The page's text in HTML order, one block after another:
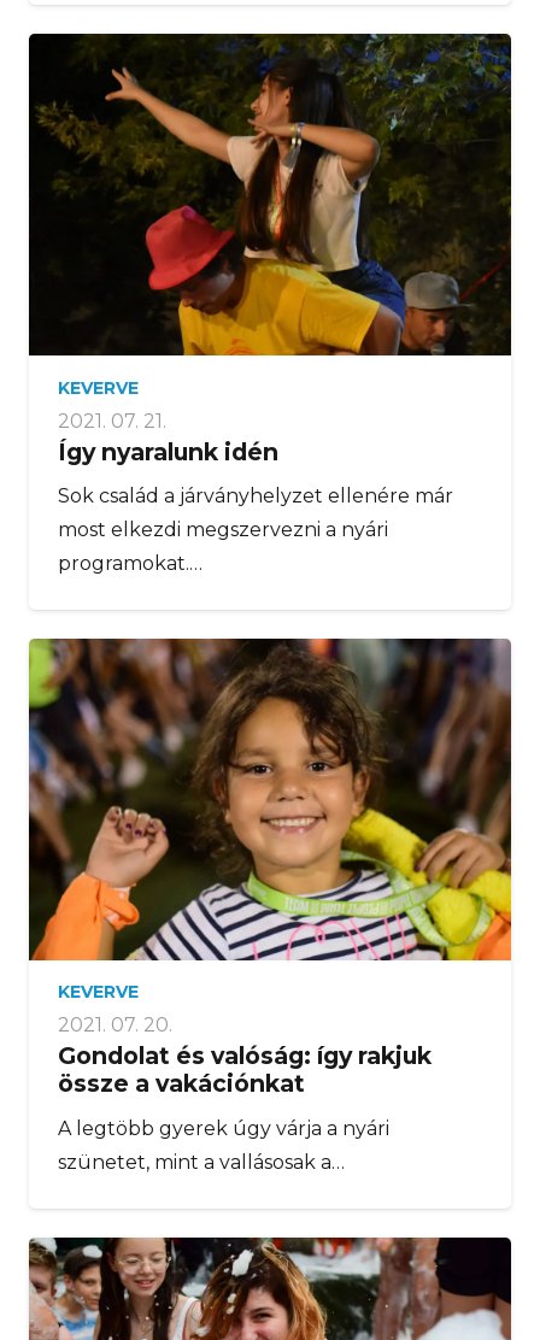
KEVERVE
2021. 07. 21.
Így nyaralunk idén
Sok család a járványhelyzet ellenére már
most elkezdi megszervezni a nyári
programokat.…
KEVERVE
2021. 07. 20.
Gondolat és valóság: így rakjuk
össze a vakációnkat
A legtöbb gyerek úgy várja a nyári
szünetet, mint a vallásosak a…